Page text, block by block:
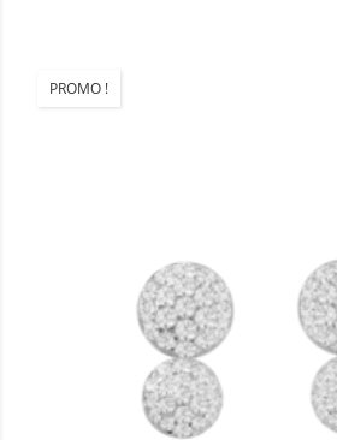
PROMO !